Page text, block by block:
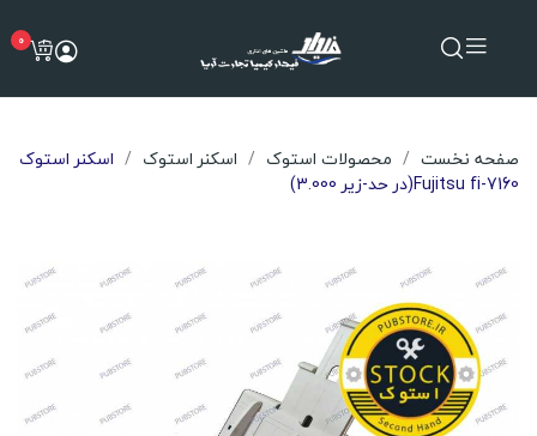
0
صفحه نخست محصولات استوک اسکنر استوک
اسکنر استوک
Fujitsu fi-7160(در حد-زیر 3.000)